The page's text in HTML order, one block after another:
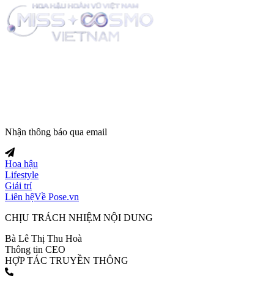
Nhận thông báo qua email
Hoa hậu
Lifestyle
Giải trí
Liên hệVề Pose.vn
CHỊU TRÁCH NHIỆM NỘI DUNG
Bà Lê Thị Thu Hoà
Thông tin CEO
HỢP TÁC TRUYỀN THÔNG